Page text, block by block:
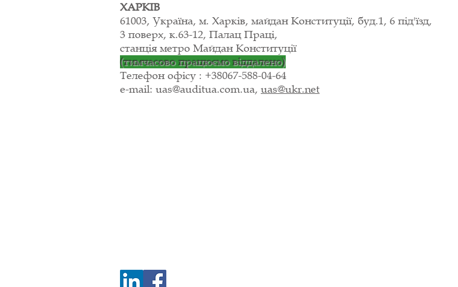
ХАРКІВ
61003, Україна, м. Харків, майдан Конституції, буд.1, 6 під'їзд,
3 поверх, к.63-12, Палац Праці,
станція метро Майдан Конституції
(тимчасово працюємо віддалено)
Телефон офісу : +38067-588-04-64
e-mail: uas@auditua.com.ua, uas@ukr.net